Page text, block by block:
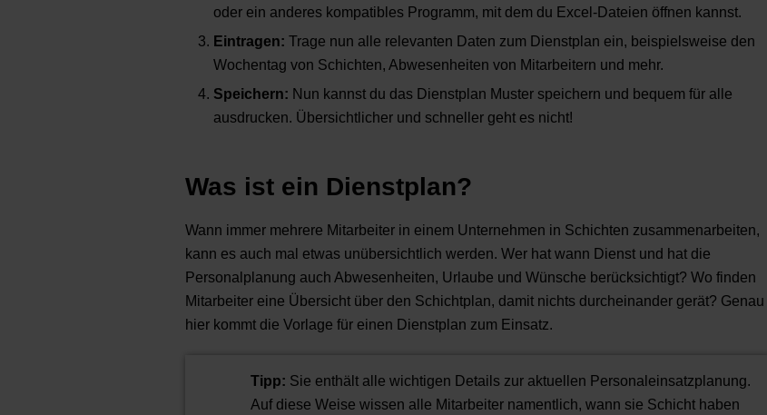
oder ein anderes kompatibles Programm, mit dem du Excel-Dateien öffnen kannst.
Eintragen: Trage nun alle relevanten Daten zum Dienstplan ein, beispielsweise den
Wochentag von Schichten, Abwesenheiten von Mitarbeitern und mehr.
Speichern: Nun kannst du das Dienstplan Muster speichern und bequem für alle
ausdrucken. Übersichtlicher und schneller geht es nicht!
Was ist ein Dienstplan?
Wann immer mehrere Mitarbeiter in einem Unternehmen in Schichten zusammenarbeiten,
kann es auch mal etwas unübersichtlich werden. Wer hat wann Dienst und hat die
Personalplanung auch Abwesenheiten, Urlaube und Wünsche berücksichtigt? Wo finden
Mitarbeiter eine Übersicht über den Schichtplan, damit nichts durcheinander gerät? Genau
hier kommt die Vorlage für einen Dienstplan zum Einsatz.
Tipp: Sie enthält alle wichtigen Details zur aktuellen Personaleinsatzplanung.
Auf diese Weise wissen alle Mitarbeiter namentlich, wann sie Schicht haben